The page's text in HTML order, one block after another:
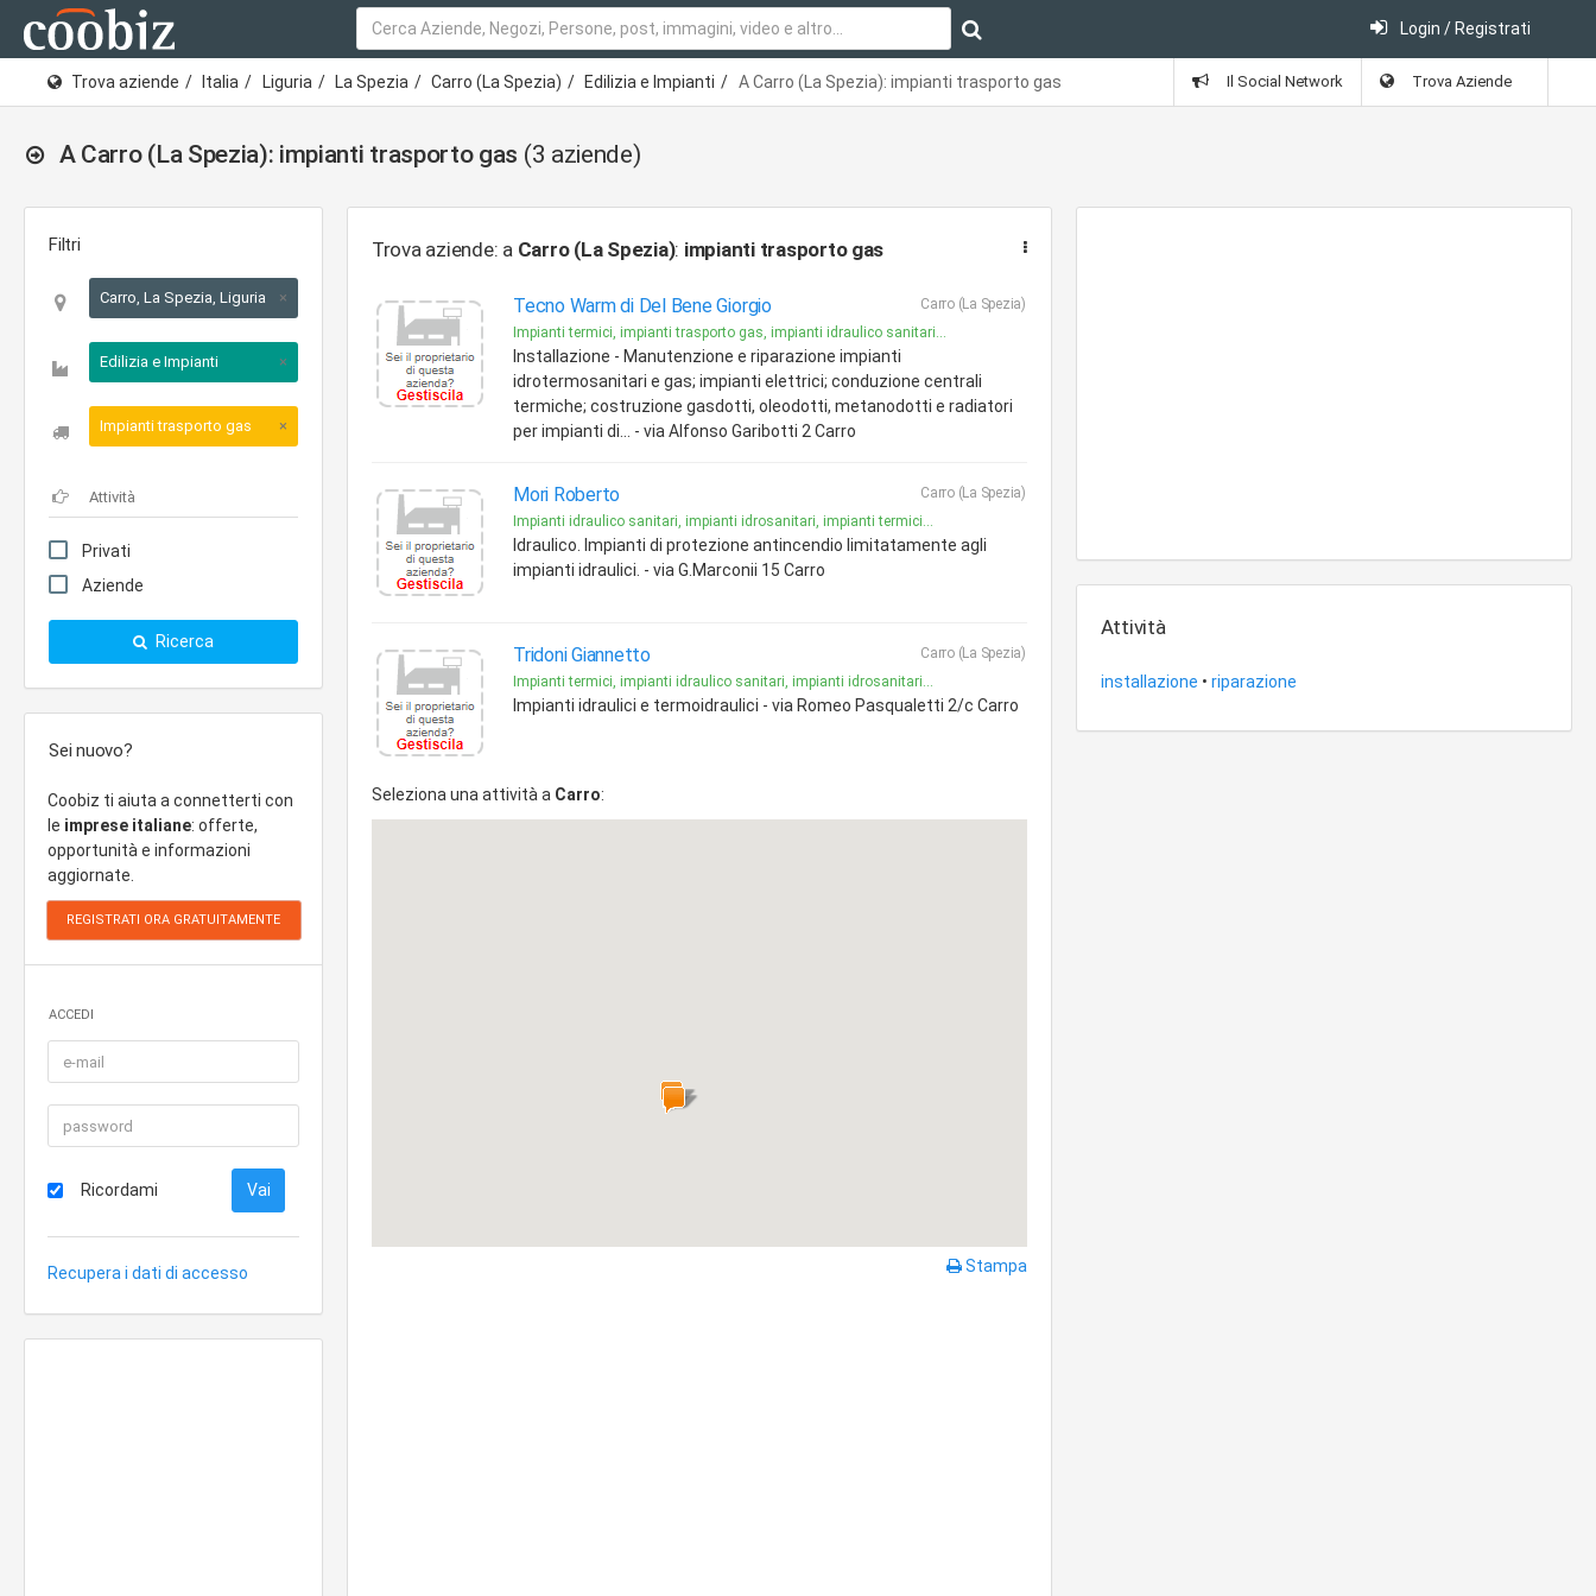
Login / Registrati
Trova aziende Italia Liguria La Spezia Carro (La Spezia) Edilizia e Impianti A Carro (La Spezia): impianti trasporto gas Il Social Network Trova Aziende
A Carro (La Spezia): impianti trasporto gas (3 aziende)
Filtri
Carro, La Spezia, Liguria ×
Edilizia e Impianti ×
Impianti trasporto gas ×
Privati
Aziende
Ricerca
Sei nuovo?
Coobiz ti aiuta a connetterti con
le imprese italiane: offerte,
opportunità e informazioni
aggiornate.
ACCEDI
Ricordami
Recupera i dati di accesso
Trova aziende: a Carro (La Spezia): impianti trasporto gas
Tecno Warm di Del Bene Giorgio
Carro (La Spezia)
Impianti termici, impianti trasporto gas, impianti idraulico sanitari...
Installazione - Manutenzione e riparazione impianti
idrotermosanitari e gas; impianti elettrici; conduzione centrali
termiche; costruzione gasdotti, oleodotti, metanodotti e radiatori
per impianti di... - via Alfonso Garibotti 2 Carro
Mori Roberto
Carro (La Spezia)
Impianti idraulico sanitari, impianti idrosanitari, impianti termici...
Idraulico. Impianti di protezione antincendio limitatamente agli
impianti idraulici. - via G.Marconii 15 Carro
Tridoni Giannetto
Carro (La Spezia)
Impianti termici, impianti idraulico sanitari, impianti idrosanitari...
Impianti idraulici e termoidraulici - via Romeo Pasqualetti 2/c Carro
Seleziona una attività a Carro:
Stampa
Attività
installazione • riparazione